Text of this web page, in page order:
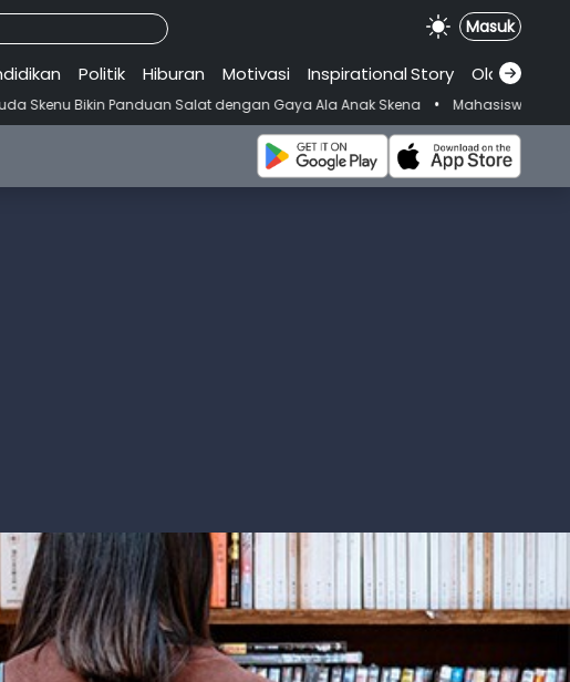
Masuk
Politik Hiburan Motivasi Inspirational.Story Olahraga
Salat dengan Gaya Ala Anak Skena • Mahasiswi Prodi FKM-Undana